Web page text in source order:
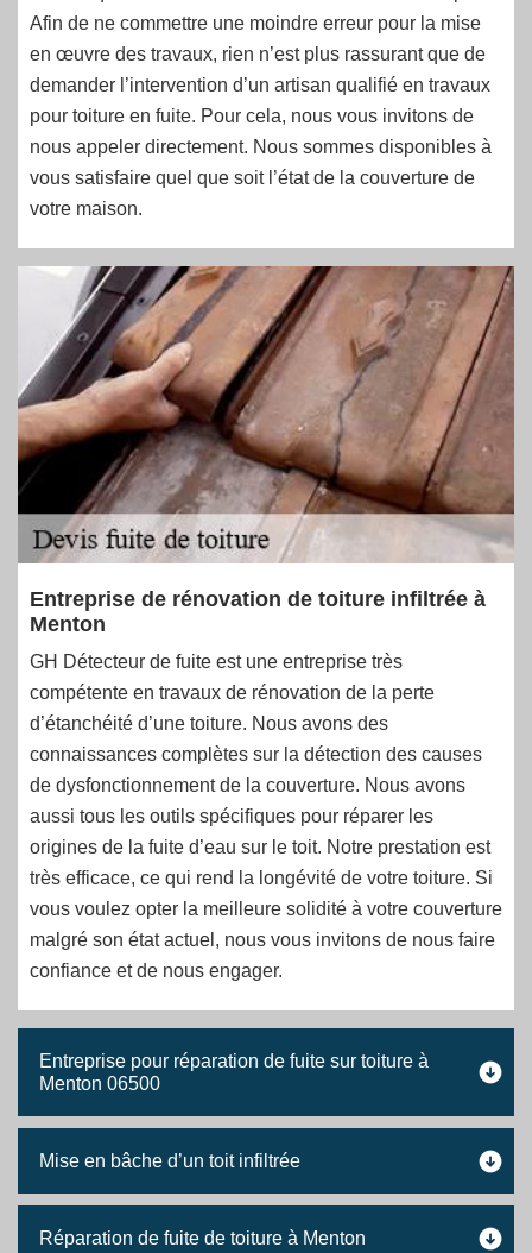
Afin de ne commettre une moindre erreur pour la mise
en œuvre des travaux, rien n’est plus rassurant que de
demander l’intervention d’un artisan qualifié en travaux
pour toiture en fuite. Pour cela, nous vous invitons de
nous appeler directement. Nous sommes disponibles à
vous satisfaire quel que soit l’état de la couverture de
votre maison.
Entreprise de rénovation de toiture infiltrée à
Menton
GH Détecteur de fuite est une entreprise très
compétente en travaux de rénovation de la perte
d’étanchéité d’une toiture. Nous avons des
connaissances complètes sur la détection des causes
de dysfonctionnement de la couverture. Nous avons
aussi tous les outils spécifiques pour réparer les
origines de la fuite d’eau sur le toit. Notre prestation est
très efficace, ce qui rend la longévité de votre toiture. Si
vous voulez opter la meilleure solidité à votre couverture
malgré son état actuel, nous vous invitons de nous faire
confiance et de nous engager.
Entreprise pour réparation de fuite sur toiture à
Menton 06500
Mise en bâche d’un toit infiltrée
Réparation de fuite de toiture à Menton